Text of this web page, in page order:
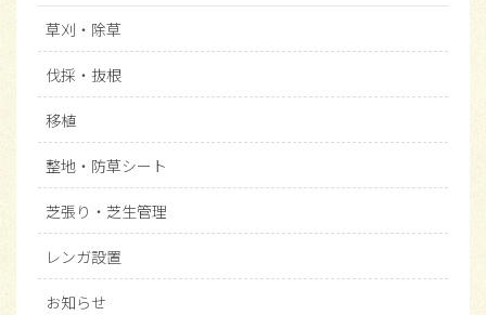
草刈・除草
伐採・抜根
移植
整地・防草シート
芝張り・芝生管理
レンガ設置
お知らせ